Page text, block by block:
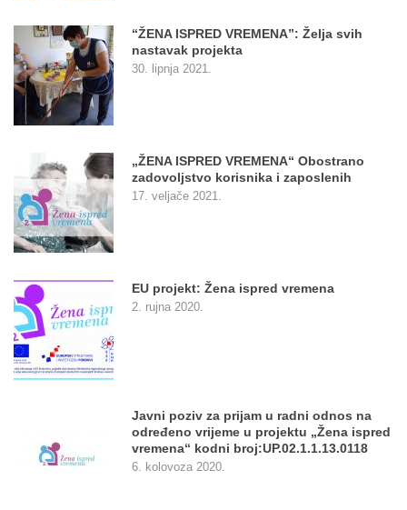
“ŽENA ISPRED VREMENA”: Želja svih
nastavak projekta
30. lipnja 2021.
„ŽENA ISPRED VREMENA“ Obostrano
zadovoljstvo korisnika i zaposlenih
17. veljače 2021.
EU projekt: Žena ispred vremena
2. rujna 2020.
Javni poziv za prijam u radni odnos na
određeno vrijeme u projektu „Žena ispred
vremena“ kodni broj:UP.02.1.1.13.0118
6. kolovoza 2020.